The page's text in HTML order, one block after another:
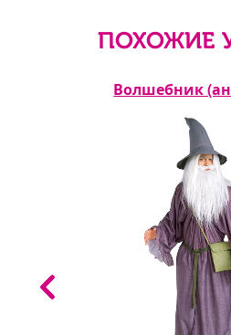
ПОХОЖИЕ
Волшебник